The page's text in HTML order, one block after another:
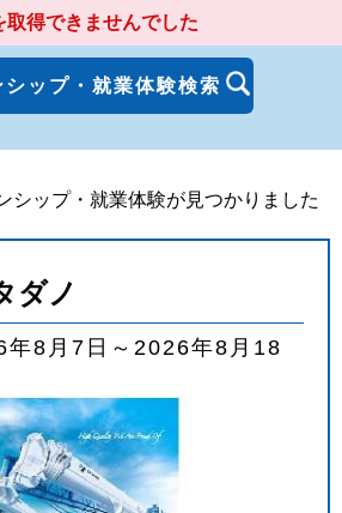
取得できませんでした
シップ・就業体験検索
直島町
綾川町
シップ・就業体験が見つかりました
ダノ
年8月7日～2026年8月18